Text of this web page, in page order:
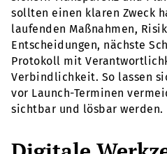
sollten einen klaren Zweck
laufenden Maßnahmen,
Entscheidungen, nächste
Protokoll mit
Verbindlichkeit. So lassen
vor Launch-Terminen
sichtbar und lösbar werden.